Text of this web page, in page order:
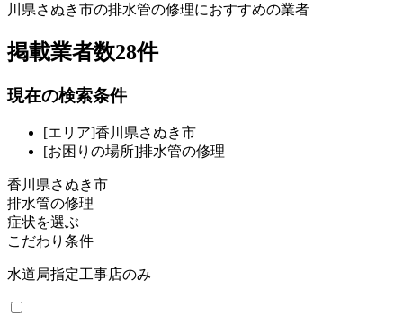
川県さぬき市の排水管の修理におすすめの業者
掲載業者数28件
現在の検索条件
[エリア]香川県さぬき市
[お困りの場所]排水管の修理
香川県さぬき市
排水管の修理
症状を選ぶ
こだわり条件
水道局指定工事店のみ